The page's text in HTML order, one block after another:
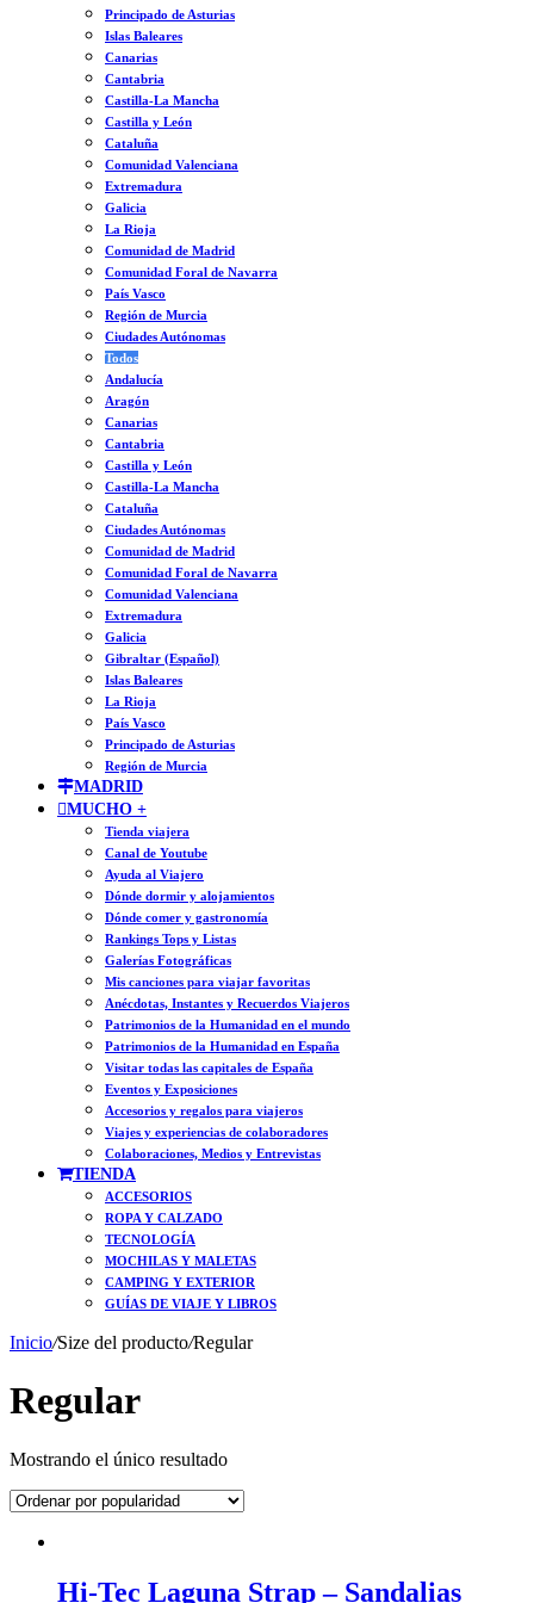
Principado de Asturias
Islas Baleares
Canarias
Cantabria
Castilla-La Mancha
Castilla y León
Cataluña
Comunidad Valenciana
Extremadura
Galicia
La Rioja
Comunidad de Madrid
Comunidad Foral de Navarra
País Vasco
Región de Murcia
Ciudades Autónomas
Todos
Andalucía
Aragón
Canarias
Cantabria
Castilla y León
Castilla-La Mancha
Cataluña
Ciudades Autónomas
Comunidad de Madrid
Comunidad Foral de Navarra
Comunidad Valenciana
Extremadura
Galicia
Gibraltar (Español)
Islas Baleares
La Rioja
País Vasco
Principado de Asturias
Región de Murcia
MADRID
MUCHO +
Tienda viajera
Canal de Youtube
Ayuda al Viajero
Dónde dormir y alojamientos
Dónde comer y gastronomía
Rankings Tops y Listas
Galerías Fotográficas
Mis canciones para viajar favoritas
Anécdotas, Instantes y Recuerdos Viajeros
Patrimonios de la Humanidad en el mundo
Patrimonios de la Humanidad en España
Visitar todas las capitales de España
Eventos y Exposiciones
Accesorios y regalos para viajeros
Viajes y experiencias de colaboradores
Colaboraciones, Medios y Entrevistas
TIENDA
ACCESORIOS
ROPA Y CALZADO
TECNOLOGÍA
MOCHILAS Y MALETAS
CAMPING Y EXTERIOR
GUÍAS DE VIAJE Y LIBROS
Inicio/Size del producto/Regular
Regular
Mostrando el único resultado
Hi-Tec Laguna Strap – Sandalias